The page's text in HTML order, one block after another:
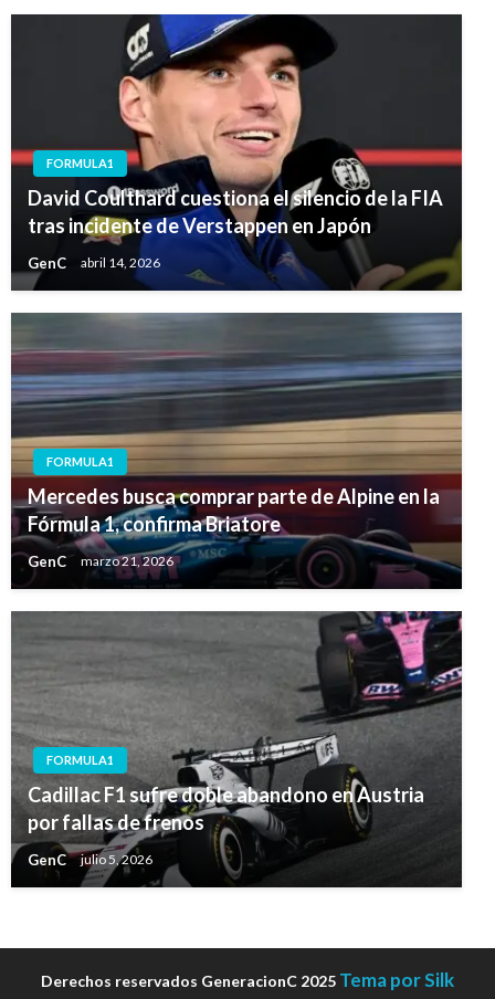
FORMULA1
David Coulthard cuestiona el silencio de la FIA
tras incidente de Verstappen en Japón
GenC abril 14, 2026
FORMULA1
Mercedes busca comprar parte de Alpine en la
Fórmula 1, confirma Briatore
GenC marzo 21, 2026
FORMULA1
Cadillac F1 sufre doble abandono en Austria
por fallas de frenos
GenC julio 5, 2026
Derechos reservados GeneracionC 2025 Tema por Silk